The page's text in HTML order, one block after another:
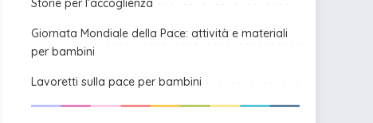
Storie per l’accoglienza
Giornata Mondiale della Pace: attività e materiali
per bambini
Lavoretti sulla pace per bambini